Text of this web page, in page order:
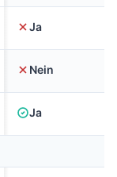
Ja
Nein
Ja